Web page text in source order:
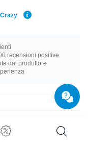
recensioni positive
dal produttore
prodotto proprio